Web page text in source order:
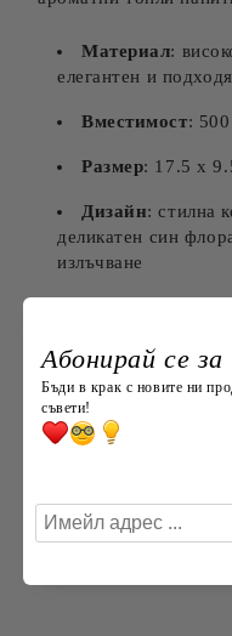
Материал:
елегантен и
Вместимост:
Размер: 17.5 x
Дизайн: стилна
деликатен син
излъчване
Предназначение
напитки, топла
напитки
елегантност и стил
церемония.
Абонирай се
Бъди в крак с новите ни
съвети!